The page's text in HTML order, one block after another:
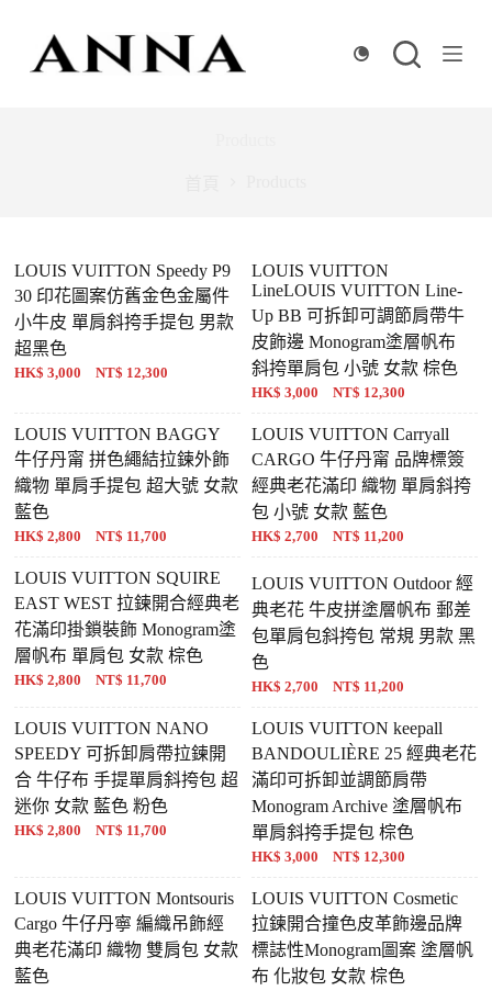
主
LOUIS VUITTON Speedy P9
30 印花圖案仿舊金色金屬件
小牛皮 單肩斜挎手提包 男款
超黑色
HK$ 3,000 NT$ 12,300
LOUIS VUITTON
LineLOUIS VUITTON Line-
Up BB 可拆卸可調節肩帶牛
皮飾邊 Monogram塗層帆布
斜挎單肩包 小號 女款 棕色
HK$ 3,000 NT$ 12,300
LOUIS VUITTON BAGGY
牛仔丹甯 拼色繩結拉鍊外飾
織物 單肩手提包 超大號 女款
藍色
HK$ 2,800 NT$ 11,700
LOUIS VUITTON Carryall
CARGO 牛仔丹甯 品牌標簽
經典老花滿印 織物 單肩斜挎
包 小號 女款 藍色
HK$ 2,700 NT$ 11,200
LOUIS VUITTON SQUIRE
EAST WEST 拉鍊開合經典老
花滿印掛鎖裝飾 Monogram塗
層帆布 單肩包 女款 棕色
HK$ 2,800 NT$ 11,700
LOUIS VUITTON Outdoor 經
典老花 牛皮拼塗層帆布 郵差
包單肩包斜挎包 常規 男款 黑
色
HK$ 2,700 NT$ 11,200
LOUIS VUITTON NANO
SPEEDY 可拆卸肩帶拉鍊開
合 牛仔布 手提單肩斜挎包 超
迷你 女款 藍色 粉色
HK$ 2,800 NT$ 11,700
LOUIS VUITTON keepall
BANDOULIÈRE 25 經典老花
滿印可拆卸並調節肩帶
Monogram Archive 塗層帆布
單肩斜挎手提包 棕色
HK$ 3,000 NT$ 12,300
LOUIS VUITTON Montsouris
Cargo 牛仔丹寧 編織吊飾經
典老花滿印 織物 雙肩包 女款
藍色
LOUIS VUITTON Cosmetic
拉鍊開合撞色皮革飾邊品牌
標誌性Monogram圖案 塗層帆
布 化妝包 女款 棕色